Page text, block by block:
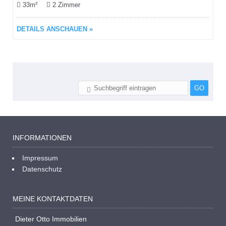
33m² 2 Zimmer
DETAILS ANSCHAUEN »
INFORMATIONEN
Impressum
Datenschutz
MEINE KONTAKTDATEN
Dieter Otto Immobilien